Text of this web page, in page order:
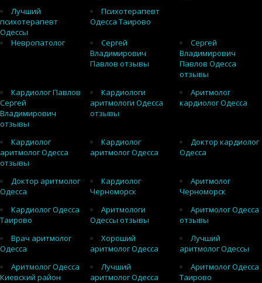
Лучший
психотерапевт
Одессы
Психотерапевт
Одесса Таирово
Невропатолог
Сергей
Владимирович
Павлов отзывы
Сергей
Владимирович
Павлов Одесса
отзывы
Кардиолог Павлов
Сергей
Владимирович
отзывы
Кардиологи
аритмологи Одесса
отзывы
Аритмолог
кардиолог Одесса
Кардиолог
аритмолог Одесса
отзывы
Кардиолог
аритмолог Одесса
Доктор кардиолог
Одесса
Доктор аритмолог
Одесса
Кардиолог
Черноморск
Аритмолог
Черноморск
Кардиолог Одесса
Таирово
Аритмологи
Одессы отзывы
Аритмолог Одесса
отзывы
Врач аритмолог
Одесса
Хороший
аритмолог Одесса
Лучший
аритмолог Одессы
Аритмолог Одесса
Киевский район
Лучший
аритмолог Одесса
Аритмолог Одесса
Таирово